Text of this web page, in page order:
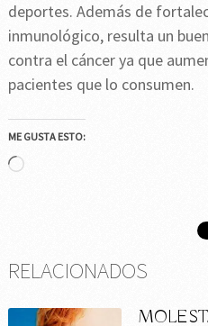
deportes. Además de
inmunológico, resulta un
contra el cáncer ya que
pacientes que lo consumen.
ME GUSTA ESTO:
Cargando...
RELACIONADOS